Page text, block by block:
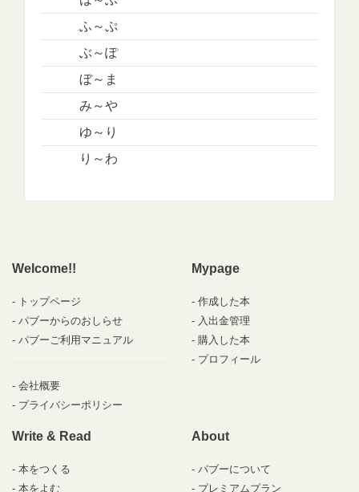
ふ～ぷ
ぶ～ぽ
ぼ～ま
み～や
ゆ～り
り～わ
Welcome!!
トップページ
パブーからのおしらせ
パブーご利用マニュアル
会社概要
プライバシーポリシー
Mypage
作成した本
入出金管理
購入した本
プロフィール
Write & Read
本をつくる
本をよむ
About
パブーについて
プレミアムプラン